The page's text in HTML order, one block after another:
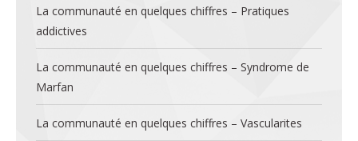
La communauté en quelques chiffres – Pratiques
addictives
La communauté en quelques chiffres – Syndrome de
Marfan
La communauté en quelques chiffres – Vascularites